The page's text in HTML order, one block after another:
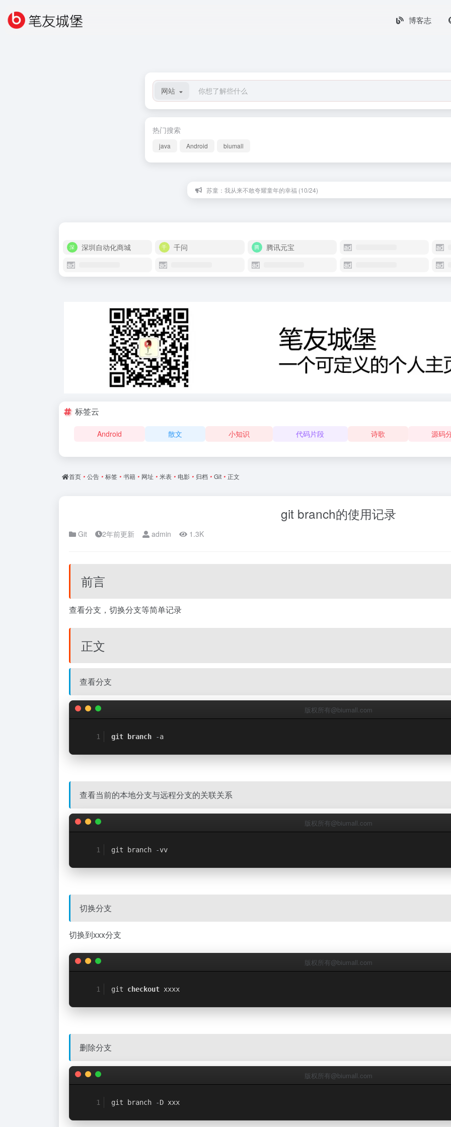
博客志
网站
热门搜索
java Android biumall
苏童：我从来不敢夸耀童年的幸福 (10/24)
深圳自动化商城 千问 腾讯元宝
标签云
Android 散文 小知识 代码片段 诗歌 源码
首页 • 公告 • 标签 • 书籍 • 网址 • 米表 • 电影 • 归档 • Git • 正文
git branch的使用记录
Git 2年前更新 admin 1.3K
前言
查看分支，切换分支等简单记录
正文
查看分支
版权所有@biumall.com
git branch -a
查看当前的本地分支与远程分支的关联关系
版权所有@biumall.com
git branch -vv
切换分支
切换到xxx分支
版权所有@biumall.com
git checkout xxxx
删除分支
版权所有@biumall.com
git branch -D xxx